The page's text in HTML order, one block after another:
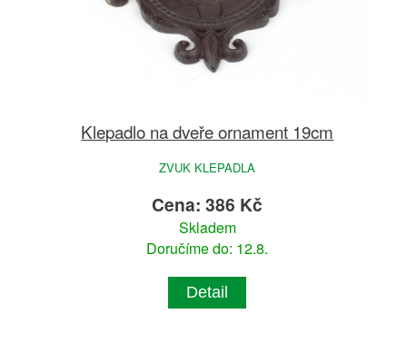
Klepadlo na dveře ornament 19cm
ZVUK KLEPADLA
Cena: 386 Kč
Skladem
Doručíme do: 12.8.
Detail